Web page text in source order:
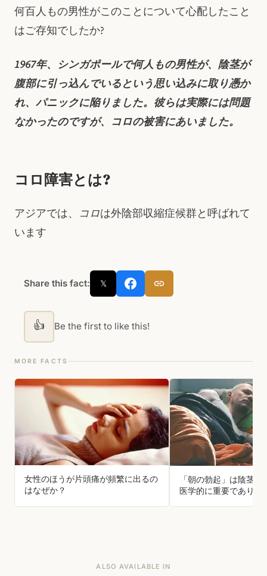
何百人もの男性がこのことについて心配したこと
はご存知でしたか?
1967年、シンガポールで何人もの男性が、陰茎が
腹部に引っ込んでいるという思い込みに取り憑か
れ、パニックに陥りました。彼らは実際には問題
なかったのですが、コロの被害にあいました。
コロ障害とは?
アジアでは、 コロは外陰部収縮症候群と呼ばれて
います
Share this fact: 𝕏
👍 Be the first to like this!
MORE FACTS
女性のほうが片頭痛が頻繁に出るの
はなぜか？
「朝の勃起」は陰茎
医学的に重要であり、
ALSO AVAILABLE IN